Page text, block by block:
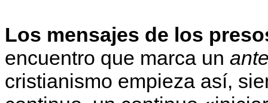
Los mensajes de los
encuentro que marca un
cristianismo empieza así,